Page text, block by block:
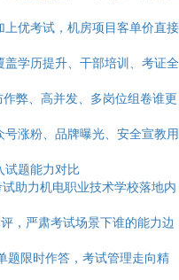
优考试，机房项目客单价直接
学历提升、干部培训、考证全
弊、高并发、多岗位组卷谁更
涨粉、品牌曝光、安全宣教用
试题能力对比
助力机电职业技术学校落地内
，严肃考试场景下谁的能力边
题限时作答，考试管理走向精